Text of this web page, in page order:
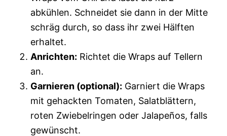
abkühlen. Schneidet sie dann in der Mitte
schräg durch, so dass ihr zwei Hälften
erhaltet.
Anrichten: Richtet die Wraps auf Tellern
an.
Garnieren (optional): Garniert die Wraps
mit gehackten Tomaten, Salatblättern,
roten Zwiebelringen oder Jalapeños, falls
gewünscht.